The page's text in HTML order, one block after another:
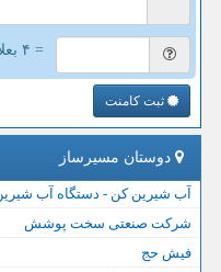
= ۴ بعلاوه ۱
ثبت کامنت
دوستان مسیرساز
آب شیرین کن - دستگاه آب
شرکت صنعتی سخت پوشش
فیش حج